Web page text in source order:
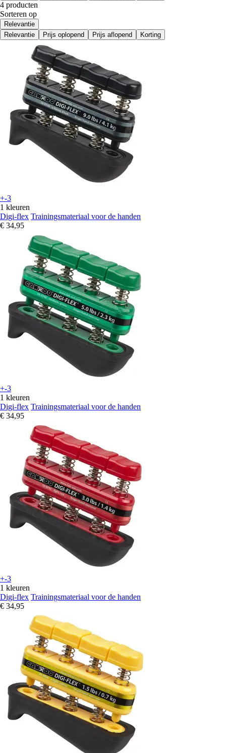
4 producten
Sorteren op
Relevantie
Relevantie
Prijs oplopend Prijs aflopend Korting
+-3
1 kleuren
Digi-flex Trainingsmateriaal voor de handen
€ 34,95
+-3
1 kleuren
Digi-flex Trainingsmateriaal voor de handen
€ 34,95
+-3
1 kleuren
Digi-flex Trainingsmateriaal voor de handen
€ 34,95